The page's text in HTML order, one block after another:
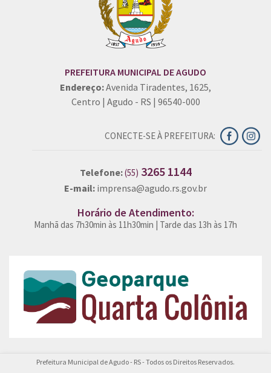
PREFEITURA MUNICIPAL DE AGUDO
Endereço:Avenida Tiradentes, 1625,
Centro | Agudo - RS | 96540-000
CONECTE-SE À PREFEITURA:
Telefone:(55) 3265 1144
E-mail: imprensa@agudo.rs.gov.br
Horário de Atendimento:
Manhã das 7h30min às 11h30min | Tarde das 13h às 17h
Prefeitura Municipal de Agudo - RS - Todos os Direitos Reservados.